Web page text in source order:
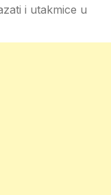
i utakmice u